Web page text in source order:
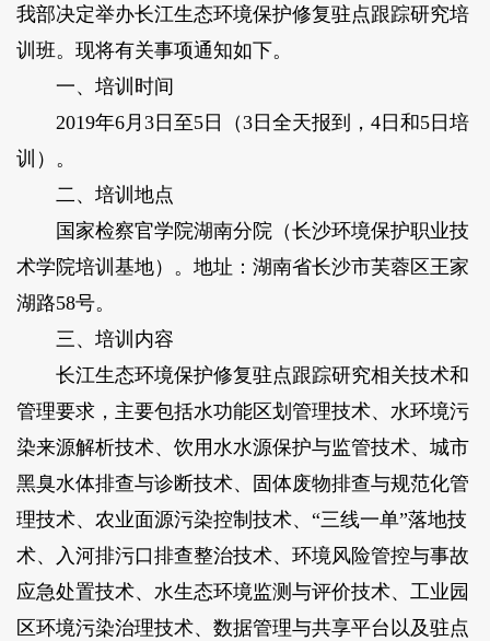
我部决定举办长江生态环境保护修复驻点跟踪研究培
训班。现将有关事项通知如下。
一、培训时间
2019年6月3日至5日（3日全天报到，4日和5日培
训）。
二、培训地点
国家检察官学院湖南分院（长沙环境保护职业技
术学院培训基地）。地址：湖南省长沙市芙蓉区王家
湖路58号。
三、培训内容
长江生态环境保护修复驻点跟踪研究相关技术和
管理要求，主要包括水功能区划管理技术、水环境污
染来源解析技术、饮用水水源保护与监管技术、城市
黑臭水体排查与诊断技术、固体废物排查与规范化管
理技术、农业面源污染控制技术、“三线一单”落地技
术、入河排污口排查整治技术、环境风险管控与事故
应急处置技术、水生态环境监测与评价技术、工业园
区环境污染治理技术、数据管理与共享平台以及驻点